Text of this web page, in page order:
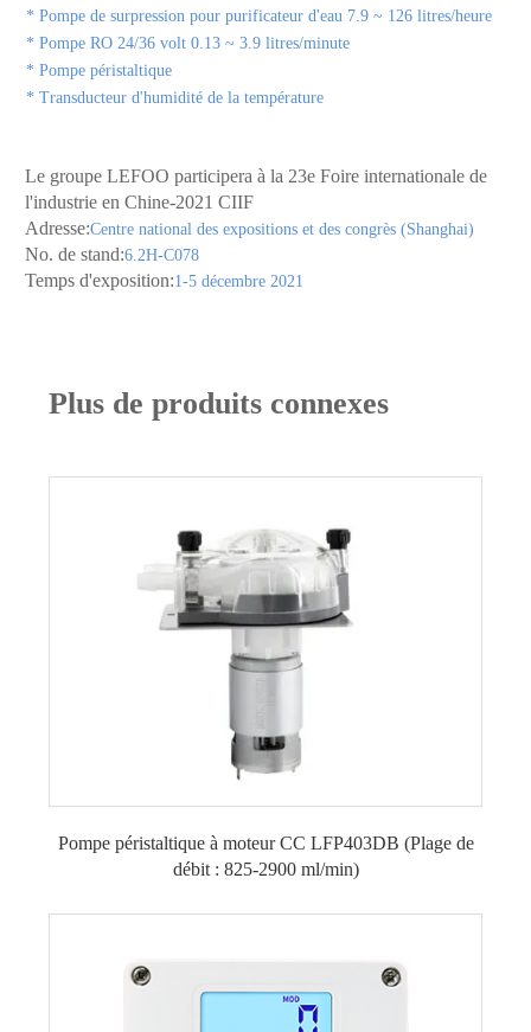
* Pompe de surpression pour purificateur d'eau 7.9 ~ 126 litres/heure
* Pompe RO 24/36 volt 0.13 ~ 3.9 litres/minute
* Pompe péristaltique
* Transducteur d'humidité de la température
Le groupe LEFOO participera à la 23e Foire internationale de
l'industrie en Chine-2021 CIIF
Adresse:Centre national des expositions et des congrès (Shanghai)
No. de stand:6.2H-C078
Temps d'exposition:1-5 décembre 2021
Plus de produits connexes
Pompe péristaltique à moteur CC LFP403DB (Plage de
débit : 825-2900 ml/min)